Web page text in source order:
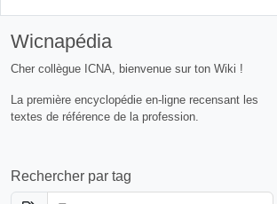
Wicnapédia
Cher collègue ICNA, bienvenue sur ton Wiki !
La première encyclopédie en-ligne recensant les
textes de référence de la profession.
Rechercher par tag